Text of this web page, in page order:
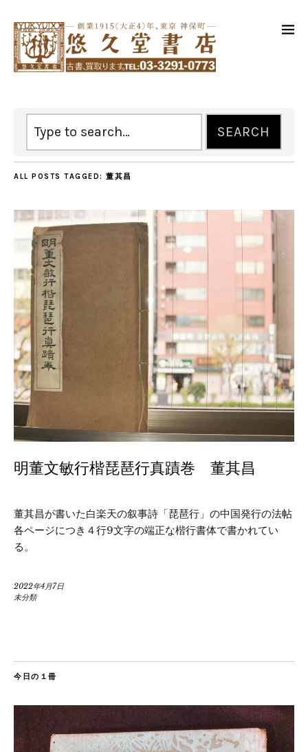
ALL POSTS TAGGED: 董其昌
明董文敏行楷琵琶行真蹟巻 董其昌
董其昌が書いた白楽天の叙事詩「琵琶行」の中国発行の法帖
各ページにつき４行9文字の端正な楷行書体で書かれてい
る。
2022年4月7日
未分類
今日の１冊